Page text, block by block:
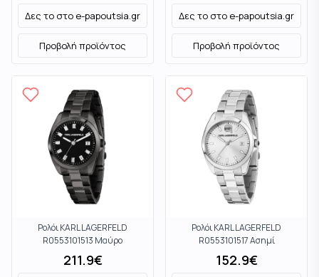
Δες το στο e-papoutsia.gr
Προβολή προϊόντος
Δες το στο e-papoutsia.gr
Προβολή προϊόντος
Ρολόι KARL LAGERFELD
R0553101513 Μαύρο
211.9€
Ρολόι KARL LAGERFELD
R0553101517 Ασημί
152.9€